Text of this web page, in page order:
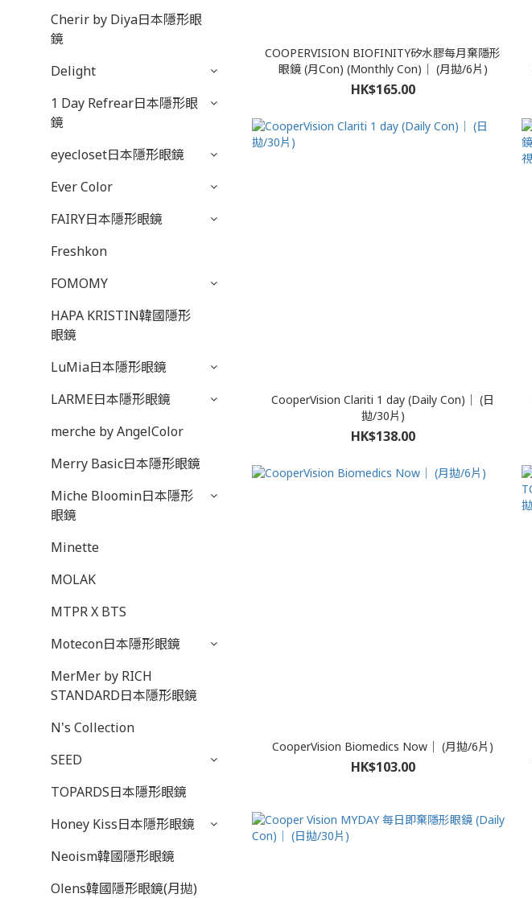
Cherir by Diya日本隱形眼
鏡
Delight
1 Day Refrear日本隱形眼
鏡
eyecloset日本隱形眼鏡
Ever Color
FAIRY日本隱形眼鏡
Freshkon
FOMOMY
HAPA KRISTIN韓國隱形
眼鏡
LuMia日本隱形眼鏡
LARME日本隱形眼鏡
merche by AngelColor
Merry Basic日本隱形眼鏡
Miche Bloomin日本隱形
眼鏡
Minette
MOLAK
MTPR X BTS
Motecon日本隱形眼鏡
MerMer by RICH
STANDARD日本隱形眼鏡
N's Collection
SEED
TOPARDS日本隱形眼鏡
Honey Kiss日本隱形眼鏡
Neoism韓國隱形眼鏡
Olens韓國隱形眼鏡(月拋)
COOPERVISION BIOFINITY矽水膠每月棄隱形
眼鏡 (月Con) (Monthly Con)｜ (月拋/6片)
HK$165.00
CooperVision Clariti 1 day (Daily Con)｜ (日
拋/30片)
HK$138.00
CooperVision Biomedics Now｜ (月拋/6片)
HK$103.00